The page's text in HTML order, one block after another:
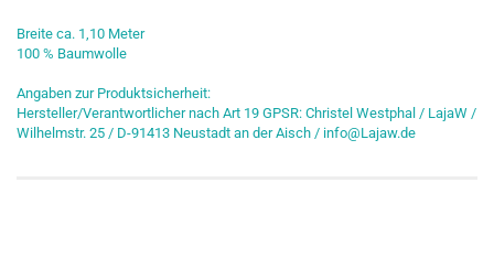
Breite ca. 1,10 Meter
100 % Baumwolle
Angaben zur Produktsicherheit:
Hersteller/Verantwortlicher nach Art 19 GPSR: Christel Westphal / LajaW /
Wilhelmstr. 25 / D-91413 Neustadt an der Aisch / info@Lajaw.de